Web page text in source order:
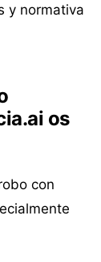
y normativa
os
con